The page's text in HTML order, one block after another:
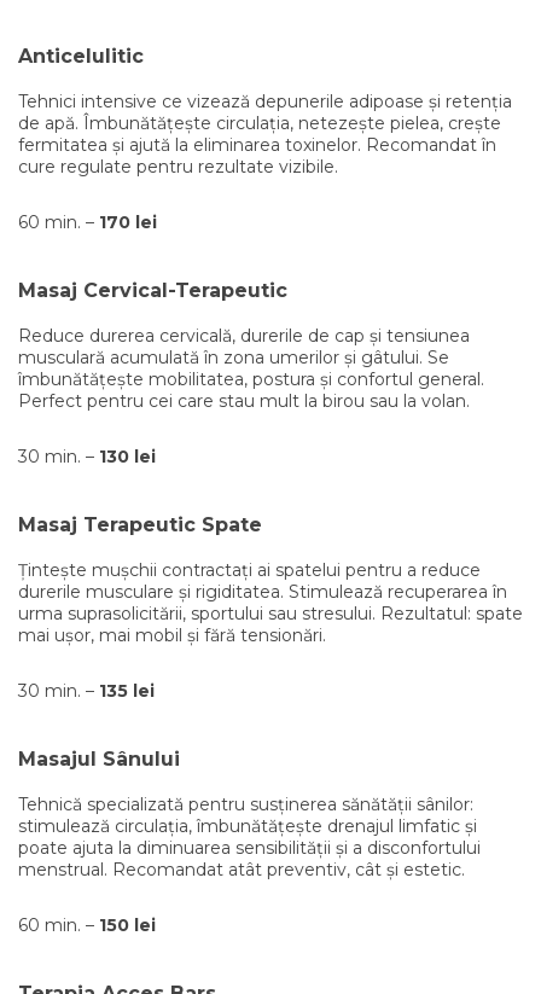
Anticelulitic
Tehnici intensive ce vizează depunerile adipoase și retenția
de apă. Îmbunătățește circulația, netezește pielea, crește
fermitatea și ajută la eliminarea toxinelor. Recomandat în
cure regulate pentru rezultate vizibile.
60 min. – 170 lei
Masaj Cervical-Terapeutic
Reduce durerea cervicală, durerile de cap și tensiunea
musculară acumulată în zona umerilor și gâtului. Se
îmbunătățește mobilitatea, postura și confortul general.
Perfect pentru cei care stau mult la birou sau la volan.
30 min. – 130 lei
Masaj Terapeutic Spate
Țintește mușchii contractați ai spatelui pentru a reduce
durerile musculare și rigiditatea. Stimulează recuperarea în
urma suprasolicitării, sportului sau stresului. Rezultatul: spate
mai ușor, mai mobil și fără tensionări.
30 min. – 135 lei
Masajul Sânului
Tehnică specializată pentru susținerea sănătății sânilor:
stimulează circulația, îmbunătățește drenajul limfatic și
poate ajuta la diminuarea sensibilității și a disconfortului
menstrual. Recomandat atât preventiv, cât și estetic.
60 min. – 150 lei